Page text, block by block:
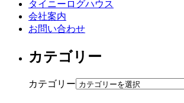
タイニーログハウス
会社案内
お問い合わせ
カテゴリー
カテゴリー